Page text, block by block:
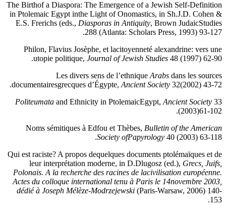
The Birthof a Diaspora: The Emergence of a Jewish Self-Definition
in Ptolemaic Egypt inthe Light of Onomastics, in Sh.J.D. Cohen &
E.S. Frerichs (eds., Diasporas in Antiquity, Brown JudaicStudies
288 (Atlanta: Scholars Press, 1993) 93-127.
Philon, Flavius Josèphe, et lacitoyenneté alexandrine: vers une
utopie politique, Journal of Jewish Studies 48 (1997) 62-90.
Les divers sens de l’ethnique Arabs dans les sources
documentairesgrecques d’Égypte, Ancient Society 32(2002) 43-72.
Politeumata and Ethnicity in PtolemaicEgypt, Ancient Society 33
(2003)61-102.
Noms sémitiques à Edfou et Thèbes, Bulletin of the American
Society ofPapyrology 40 (2003) 63-118.
Qui est raciste? A propos dequelques documents ptolémaïques et de
leur interprétation moderne, in D.Dlugosz (ed.), Grecs, Juifs,
Polonais. A la recherche des racines de lacivilisation européenne.
Actes du colloque international tenu à Paris le 14novembre 2003,
dédié à Joseph Mélèze-Modrzejewski (Paris-Warsaw, 2006) 140-
153.